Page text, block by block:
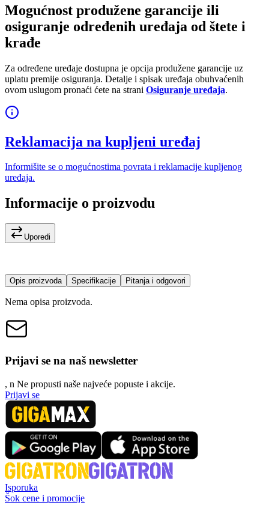
Mogućnost produžene garancije ili
osiguranje određenih uređaja od štete i
krađe
Za određene uređaje dostupna je opcija produžene garancije uz
uplatu premije osiguranja. Detalje i spisak uređaja obuhvaćenih
ovom uslugom pronaći ćete na strani Osiguranje uređaja.
Reklamacija na kupljeni uređaj
Informišite se o mogućnostima povrata i reklamacije kupljenog
uređaja.
Informacije o proizvodu
Uporedi
Opis proizvoda Specifikacije Pitanja i odgovori
Nema opisa proizvoda.
Prijavi se na naš newsletter
, n Ne propusti naše najveće popuste i akcije.
Prijavi se
Isporuka
Šok cene i promocije